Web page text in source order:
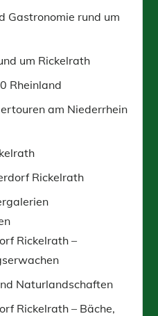
Gastronomie rund um
um Rickelrath
Rheinland
am Niederrhein
Rickelrath
Rickelrath –
Naturlandschaften
Rickelrath – Bäche,